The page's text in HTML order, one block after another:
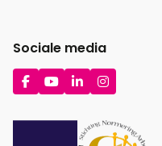
Sociale media
Ga
naar
Facebook
Ga
naar
YouTube
Ga
naar
LinkedIn
Ga
naar
Instagram